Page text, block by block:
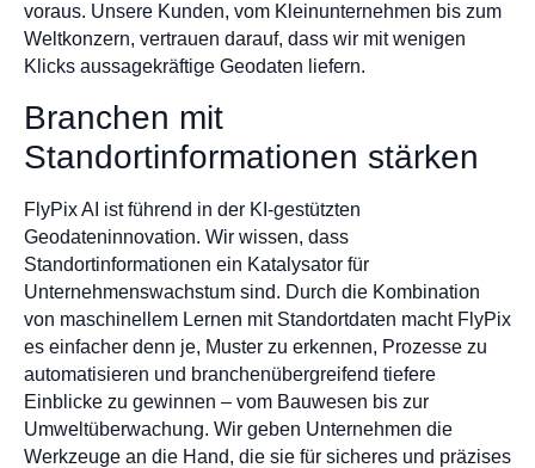
voraus. Unsere Kunden, vom Kleinunternehmen bis zum
Weltkonzern, vertrauen darauf, dass wir mit wenigen
Klicks aussagekräftige Geodaten liefern.
Branchen mit
Standortinformationen stärken
FlyPix AI ist führend in der KI-gestützten
Geodateninnovation. Wir wissen, dass
Standortinformationen ein Katalysator für
Unternehmenswachstum sind. Durch die Kombination
von maschinellem Lernen mit Standortdaten macht FlyPix
es einfacher denn je, Muster zu erkennen, Prozesse zu
automatisieren und branchenübergreifend tiefere
Einblicke zu gewinnen – vom Bauwesen bis zur
Umweltüberwachung. Wir geben Unternehmen die
Werkzeuge an die Hand, die sie für sicheres und präzises